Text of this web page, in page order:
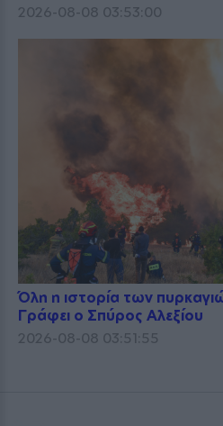
2026-08-08 03:53:00
Όλη η ιστορία των
Γράφει ο Σπύρος Αλεξίου
2026-08-08 03:51:55